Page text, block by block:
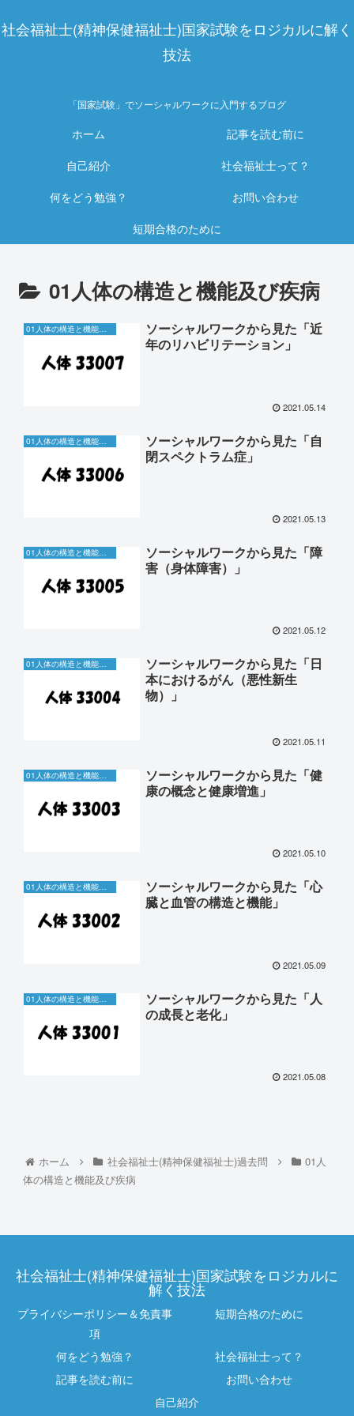
社会福祉士(精神保健福祉士)国家試験をロジカルに解く
技法
「国家試験」でソーシャルワークに入門するブログ
ホーム
記事を読む前に
自己紹介
社会福祉士って？
何をどう勉強？
お問い合わせ
短期合格のために
01人体の構造と機能及び疾病
01人体の構造と機能及び疾病
ソーシャルワークから見た「近
年のリハビリテーション」
2021.05.14
ソーシャルワークから見た「自
閉スペクトラム症」
2021.05.13
ソーシャルワークから見た「障
害（身体障害）」
2021.05.12
01人体の構造と機能及び疾病
ソーシャルワークから見た「日
本におけるがん（悪性新生
物）」
2021.05.11
01人体の構造と機能及び疾病
ソーシャルワークから見た「健
康の概念と健康増進」
2021.05.10
01人体の構造と機能及び疾病
ソーシャルワークから見た「心
臓と血管の構造と機能」
2021.05.09
ソーシャルワークから見た「人
の成長と老化」
2021.05.08
ホーム 社会福祉士(精神保健福祉士)過去問
01人
体の構造と機能及び疾病
社会福祉士(精神保健福祉士)国家試験をロジカルに
解く技法
プライバシーポリシー＆免責事
項
短期合格のために
何をどう勉強？
社会福祉士って？
記事を読む前に
お問い合わせ
自己紹介